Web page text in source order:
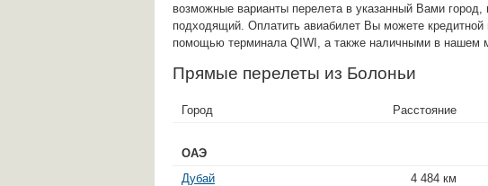
возможные варианты перелета в указанный Вами
подходящий. Оплатить авиабилет Вы можете
помощью терминала QIWI, а также наличными в нашем
Прямые перелеты из Болоньи
Город Расстояние
ОАЭ
Дубай
4 484 км